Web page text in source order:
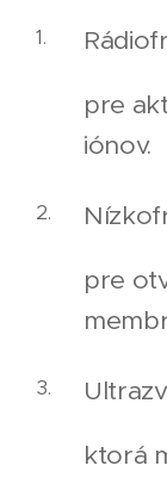
pre
iónov.
pre
ktorá